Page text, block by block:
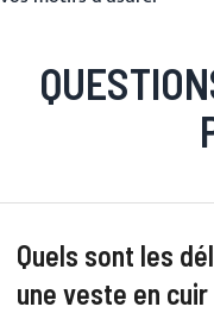
Quels sont les
une veste en